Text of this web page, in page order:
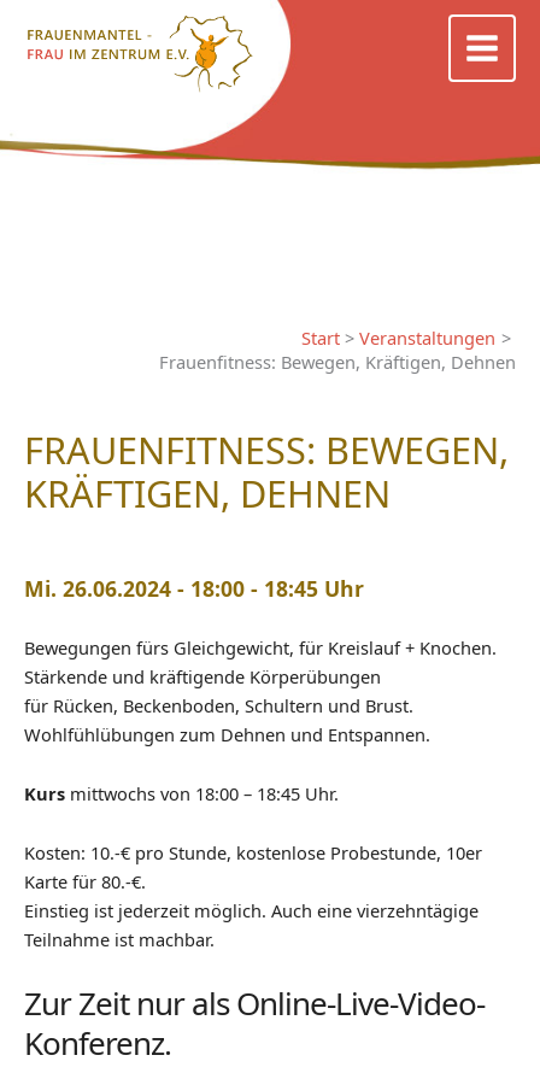
Inhalt
Start
Veranstaltungen
Frauenfitness: Bewegen, Kräftigen, Dehnen
FRAUENFITNESS: BEWEGEN,
KRÄFTIGEN, DEHNEN
Mi. 26.06.2024 - 18:00 - 18:45 Uhr
Bewegungen fürs Gleichgewicht, für Kreislauf + Knochen.
Stärkende und kräftigende Körperübungen
für Rücken, Beckenboden, Schultern und Brust.
Wohlfühlübungen zum Dehnen und Entspannen.
Kurs mittwochs von 18:00 – 18:45 Uhr.
Kosten: 10.-€ pro Stunde, kostenlose Probestunde, 10er
Karte für 80.-€.
Einstieg ist jederzeit möglich. Auch eine vierzehntägige
Teilnahme ist machbar.
Zur Zeit nur als Online-Live-Video-
Konferenz.